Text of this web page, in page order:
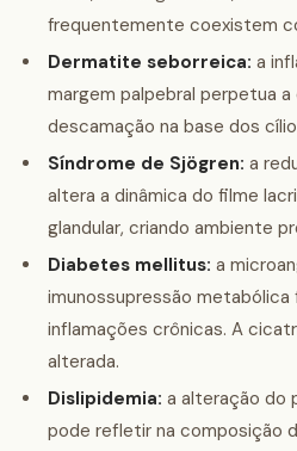
frequentemente coexistem
Dermatite seborreica: a
margem palpebral perpetua
descamação na base dos
Síndrome de Sjögren: a
altera a dinâmica do filme
glandular, criando ambiente
Diabetes mellitus: a
imunossupressão
inflamações crônicas. A
alterada.
Dislipidemia: a alteração do
pode refletir na composição